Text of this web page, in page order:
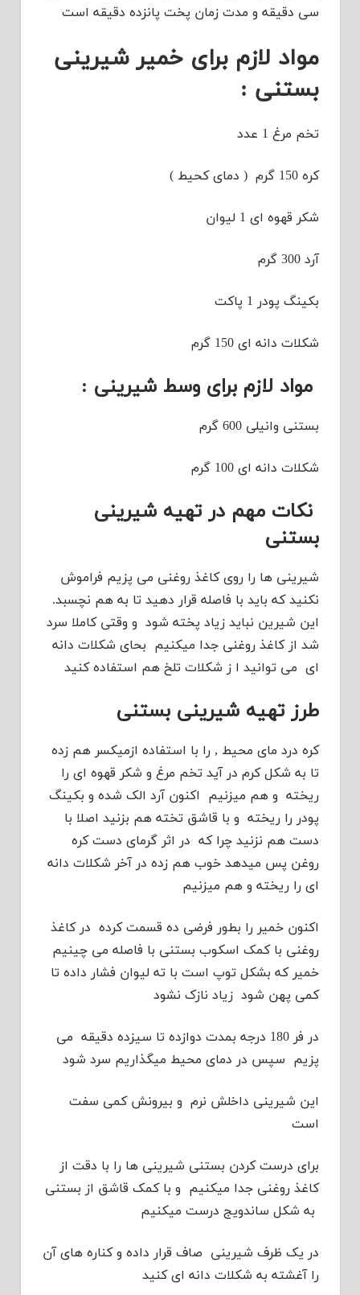
سی دقیقه و مدت زمان پخت پانزده دقیقه است
مواد لازم برای خمیر شیرینی
بستنی :
تخم مرغ 1 عدد
کره 150 گرم ( دمای کحیط )
شکر قهوه ای 1 لیوان
آرد 300 گرم
بکینگ پودر 1 پاکت
شکلات دانه ای 150 گرم
مواد لازم برای وسط شیرینی :
بستنی وانیلی 600 گرم
شکلات دانه ای 100 گرم
نکات مهم در تهیه شیرینی
بستنی
شیرینی ها را روی کاغذ روغنی می پزیم فراموش
نکنید که باید با فاصله قرار دهید تا به هم نچسبد.
این شیرین نباید زیاد پخته شود و وقتی کاملا سرد
شد از کاغذ روغنی جدا میکنیم بحای شکلات دانه
ای می توانید ا ز شکلات تلخ هم استفاده کنید
طرز تهیه شیرینی بستنی
کره درد مای محیط , را با استفاده ازمیکسر هم زده
تا به شکل کرم در آید تخم مرغ و شکر قهوه ای را
ریخته و هم میزنیم اکنون آرد الک شده و بکینگ
پودر را ریخته و با قاشق تخته هم بزنید اصلا با
دست هم نزنید چرا که در اثر گرمای دست کره
روغن پس میدهد خوب هم زده در آخر شکلات دانه
ای را ریخته و هم میزنیم
اکنون خمیر را بطور فرضی ده قسمت کرده در کاغذ
روغنی با کمک اسکوب بستنی با فاصله می چینیم
خمیر که بشکل توپ است با ته لیوان فشار داده تا
کمی پهن شود زیاد نازک نشود
در فر 180 درجه بمدت دوازده تا سیزده دقیقه می
پزیم سپس در دمای محیط میگذاریم سرد شود
این شیرینی داخلش نرم و بیرونش کمی سفت
است
برای درست کردن بستنی شیرینی ها را با دقت از
کاغذ روغنی جدا میکنیم و با کمک قاشق از بستنی
به شکل ساندویج درست میکنیم
در یک ظرف شیرینی صاف قرار داده و کناره های آن
را آغشته به شکلات دانه ای کنید